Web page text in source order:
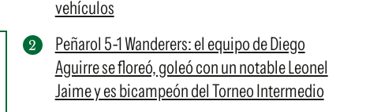
vehículos
Peñarol 5-1 Wanderers: el equipo de Diego
Aguirre se floreó, goleó con un notable Leonel
Jaime y es bicampeón del Torneo Intermedio